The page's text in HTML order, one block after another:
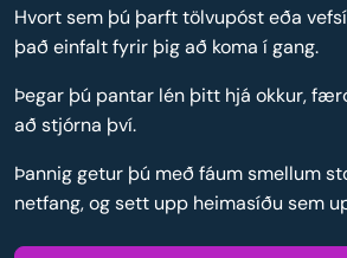
Hvort sem þú þarft tölvupóst eða
það einfalt fyrir þig að koma í gang.
Þegar þú pantar lén þitt hjá okkur,
að stjórna því.
Þannig getur þú með fáum smellum
netfang, og sett upp heimasíðu sem